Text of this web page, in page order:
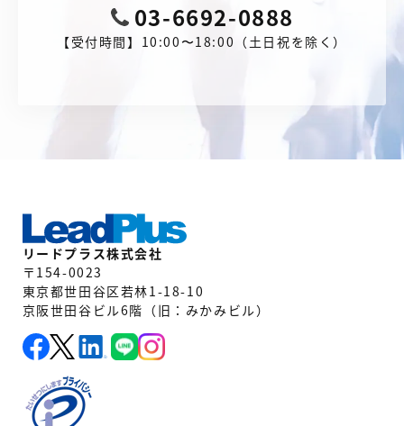
03-6692-0888
【受付時間】10:00〜18:00（土日祝を除く）
リードプラス株式会社
〒154-0023
東京都世田谷区若林1-18-10
京阪世田谷ビル6階（旧：みかみビル）